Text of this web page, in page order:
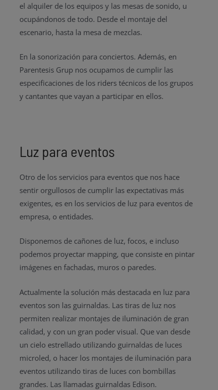
el alquiler de los equipos y las mesas de sonido, u
ocupándonos de todo. Desde el montaje del
escenario, hasta la mesa de mezclas.
En la sonorización para conciertos. Además, en
Parentesis Grup nos ocupamos de cumplir las
especificaciones de los riders técnicos de los grupos
y cantantes que vayan a participar en ellos.
Luz para eventos
Otro de los servicios para eventos que nos hace
sentir orgullosos de cumplir las expectativas más
exigentes, es en los servicios de luz para eventos de
empresa, o entidades.
Disponemos de cañones de luz, focos, e incluso
podemos proyectar mapping, que consiste en pintar
imágenes en fachadas, muros o paredes.
Actualmente la solución más destacada en luz para
eventos son las guirnaldas. Las tiras de luz nos
permiten realizar montajes de iluminación de gran
calidad, y con un gran poder visual. Que van desde
un cielo estrellado utilizando guirnaldas de luces
microled, o hacer los montajes de iluminación para
eventos utilizando tiras de luces con bombillas
grandes. Las llamadas guirnaldas Edison.